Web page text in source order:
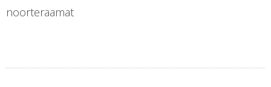
noorteraamat